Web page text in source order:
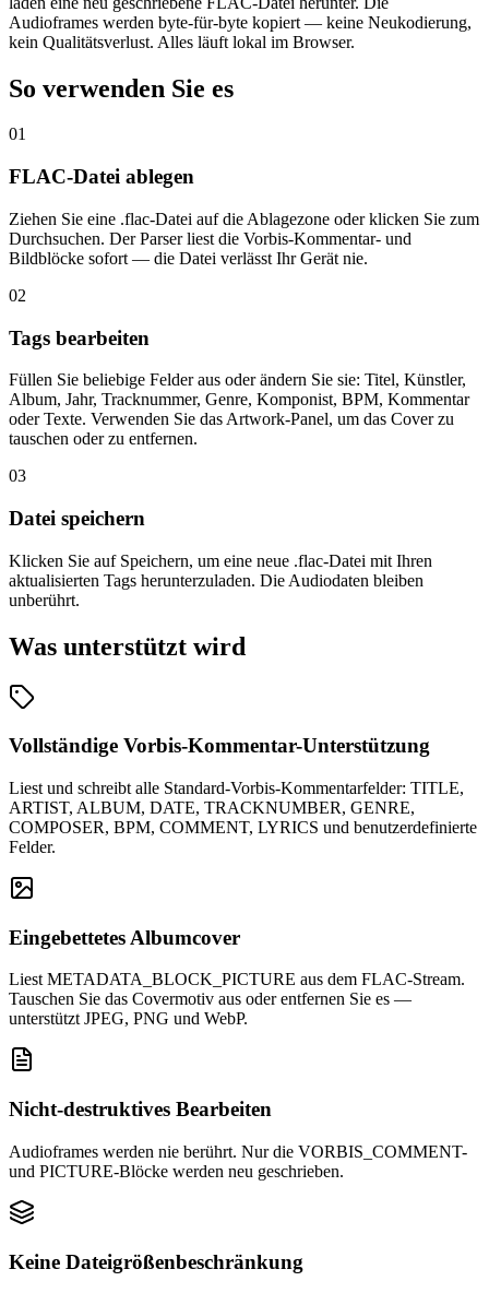
Audioframes werden byte-für-byte kopiert — keine Neukodierung,
kein Qualitätsverlust. Alles läuft lokal im Browser.
So verwenden Sie es
01
FLAC-Datei ablegen
Ziehen Sie eine .flac-Datei auf die Ablagezone oder klicken Sie zum
Durchsuchen. Der Parser liest die Vorbis-Kommentar- und
Bildblöcke sofort — die Datei verlässt Ihr Gerät nie.
02
Tags bearbeiten
Füllen Sie beliebige Felder aus oder ändern Sie sie: Titel, Künstler,
Album, Jahr, Tracknummer, Genre, Komponist, BPM, Kommentar
oder Texte. Verwenden Sie das Artwork-Panel, um das Cover zu
tauschen oder zu entfernen.
03
Datei speichern
Klicken Sie auf Speichern, um eine neue .flac-Datei mit Ihren
aktualisierten Tags herunterzuladen. Die Audiodaten bleiben
unberührt.
Was unterstützt wird
Vollständige Vorbis-Kommentar-Unterstützung
Liest und schreibt alle Standard-Vorbis-Kommentarfelder: TITLE,
ARTIST, ALBUM, DATE, TRACKNUMBER, GENRE,
COMPOSER, BPM, COMMENT, LYRICS und benutzerdefinierte
Felder.
Eingebettetes Albumcover
Liest METADATA_BLOCK_PICTURE aus dem FLAC-Stream.
Tauschen Sie das Covermotiv aus oder entfernen Sie es —
unterstützt JPEG, PNG und WebP.
Nicht-destruktives Bearbeiten
Audioframes werden nie berührt. Nur die VORBIS_COMMENT-
und PICTURE-Blöcke werden neu geschrieben.
Keine Dateigrößenbeschränkung